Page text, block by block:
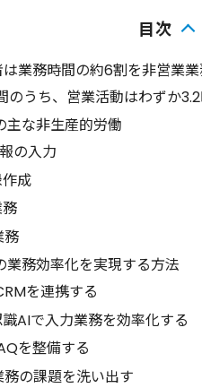
目次
業務時間の約6割を非営業
のうち、営業活動はわずか
主な非生産的労働
の入力
成
務
業務効率化を実現する方法
を連携する
AIで入力業務を効率化する
を整備する
務の課題を洗い出す